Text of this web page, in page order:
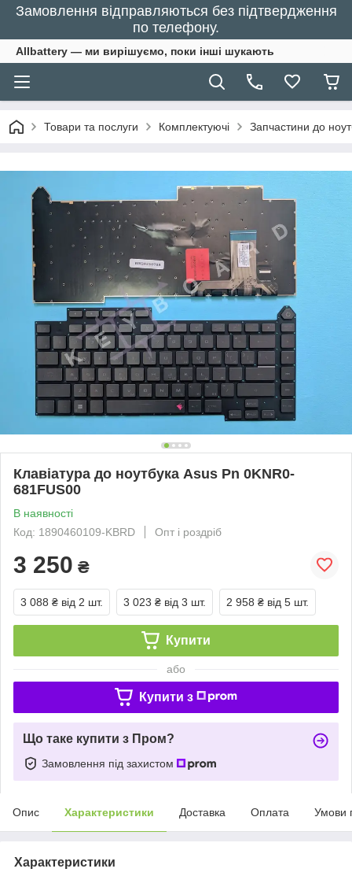
Замовлення відправляються без підтвердження
по телефону.
Allbattery — ми вирішуємо, поки інші шукають
Товари та послуги Комплектуючі Запчастини до
Клавіатура до ноутбука Asus Pn 0KNR0-
681FUS00
В наявності
Код: 1890460109-KBRD
Опт і роздріб
3 250 ₴
3 088 ₴ від 2 шт. 3 023 ₴ від 3 шт. 2 958 ₴ від 5 шт.
Купити
або
Купити з
Що таке купити з Пром?
Замовлення під захистом
Опис Характеристики Доставка Оплата Умови
Характеристики